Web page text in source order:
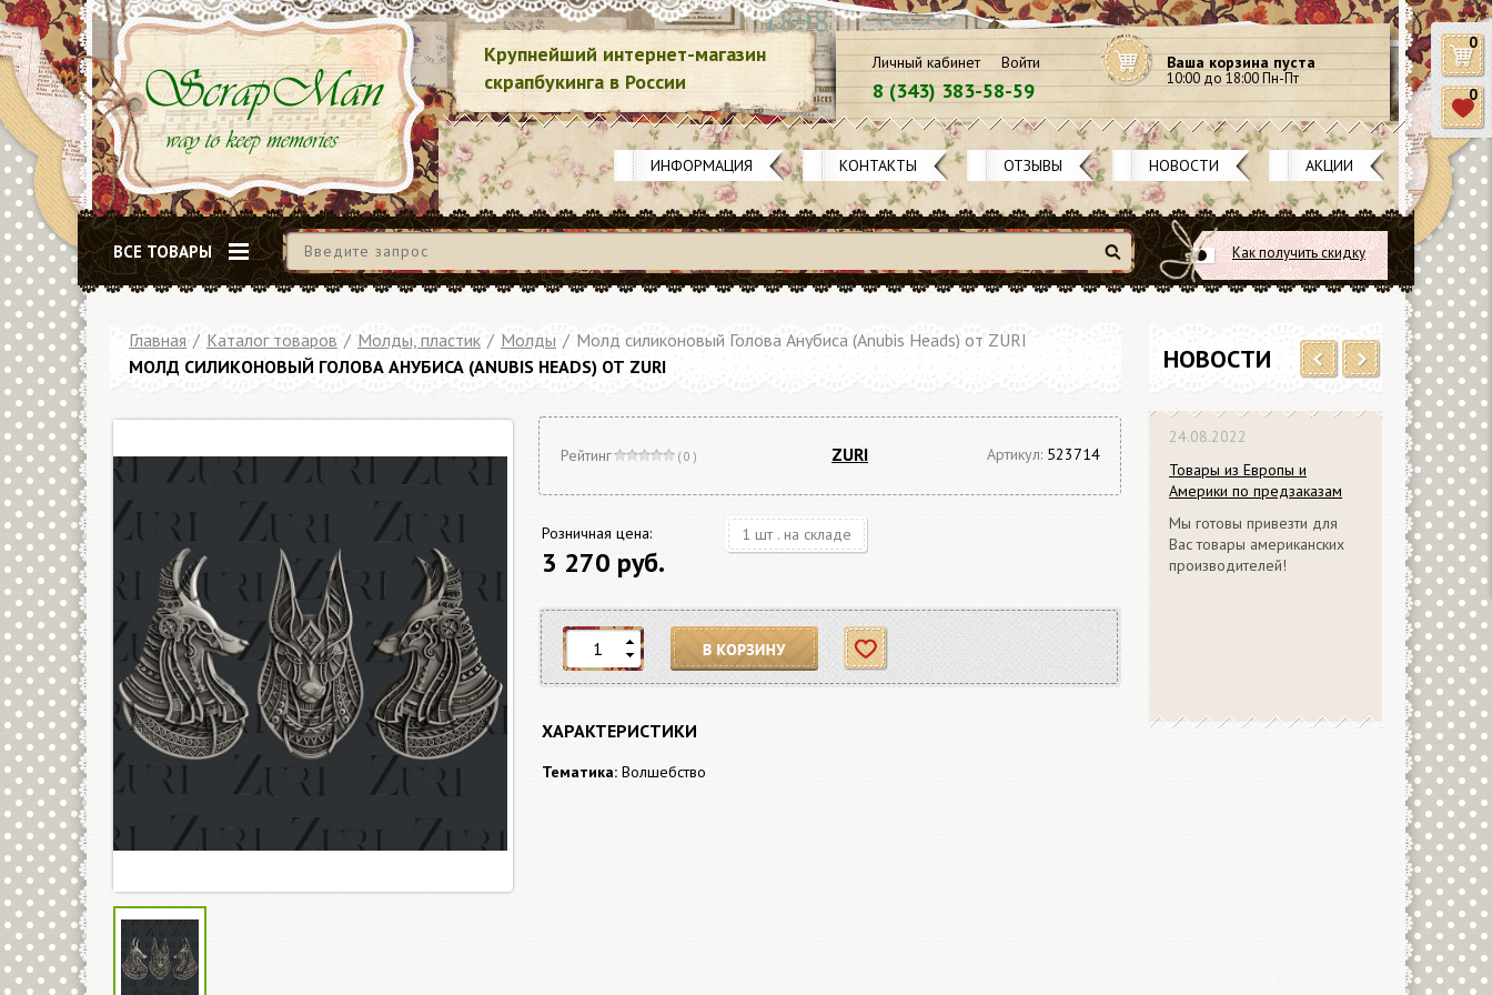
Ваша корзина пуста
10:00 до 18:00 Пн-Пт
Личный кабинет Войти
8 (343) 383-58-59
Крупнейший интернет-магазин
скрапбукинга в России
ИНФОРМАЦИЯ КОНТАКТЫ ОТЗЫВЫ НОВОСТИ АКЦИИ
Как получить скидку
Найти
ВСЕ ТОВАРЫ
НОВОСТИ
24.08.2022
Товары из Европы и
Америки по предзаказам
Мы готовы привезти для
Вас товары американских
производителей!
Главная / Каталог товаров / Молды, пластик / Молды / Молд силиконовый Голова Анубиса (Anubis Heads) от ZURI
МОЛД СИЛИКОНОВЫЙ ГОЛОВА АНУБИСА (ANUBIS HEADS) ОТ ZURI
ZURI
Рейтинг ( 0 ) Артикул: 523714
Розничная цена:
3 270 руб.
1 шт . на складе
В корзину Отложить
ХАРАКТЕРИСТИКИ
Тематика: Волшебство
0
0